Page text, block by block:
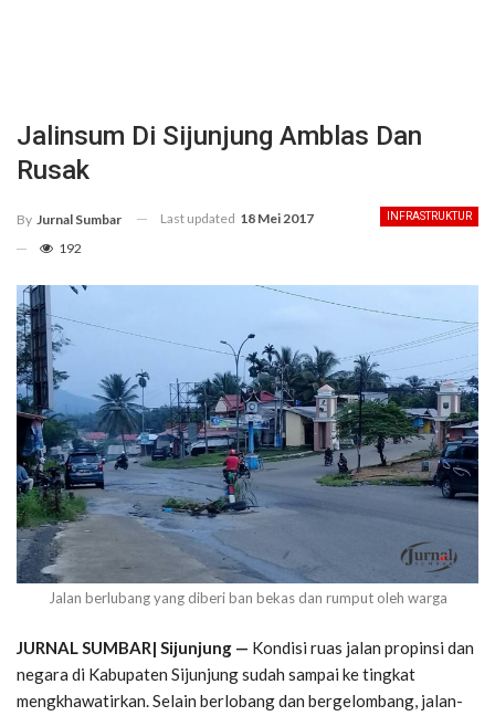
Jalinsum Di Sijunjung Amblas Dan
Rusak
INFRASTRUKTUR
By Jurnal Sumbar Last updated 18 Mei 2017
192
Jalan berlubang yang diberi ban bekas dan rumput oleh warga
JURNAL SUMBAR| Sijunjung — Kondisi ruas jalan propinsi dan
negara di Kabupaten Sijunjung sudah sampai ke tingkat
mengkhawatirkan. Selain berlobang dan bergelombang, jalan-